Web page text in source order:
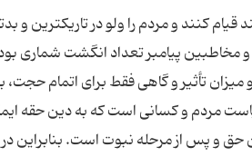
کنند و مردم را ولو در تاریکترین و
مخاطبین پیامبر تعداد انگشت شماری
میزان تأثیر و گاهی فقط برای اتمام حجت،
مردم و کسانی است که به دین حقه
و پس از مرحله نبوت است. بنابراین